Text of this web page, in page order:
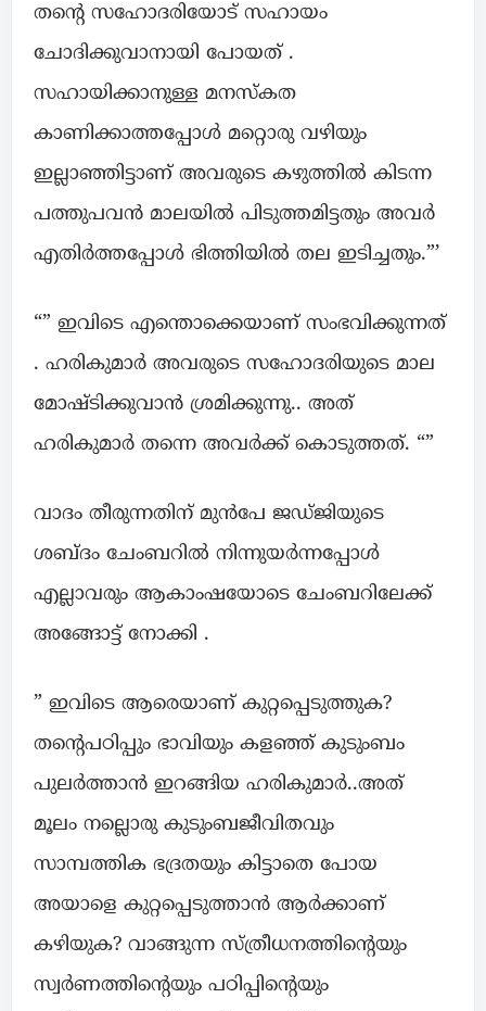
തന്റെ സഹോദരിയോട് സഹായം
ചോദിക്കുവാനായി പോയത് .
സഹായിക്കാനുള്ള മനസ്കത
കാണിക്കാത്തപ്പോൾ മറ്റൊരു വഴിയും
ഇല്ലാഞ്ഞിട്ടാണ് അവരുടെ കഴുത്തിൽ കിടന്ന
പത്തുപവൻ മാലയിൽ പിടുത്തമിട്ടതും അവർ
എതിർത്തപ്പോൾ ഭിത്തിയിൽ തല ഇടിച്ചതും.”’
“” ഇവിടെ എന്തൊക്കെയാണ് സംഭവിക്കുന്നത്
. ഹരികുമാർ അവരുടെ സഹോദരിയുടെ മാല
മോഷ്ടിക്കുവാൻ ശ്രമിക്കുന്നു.. അത്
ഹരികുമാർ തന്നെ അവർക്ക് കൊടുത്തത്. “”
വാദം തീരുന്നതിന് മുൻപേ ജഡ്ജിയുടെ
ശബ്ദം ചേംബറിൽ നിന്നുയർന്നപ്പോൾ
എല്ലാവരും ആകാംഷയോടെ ചേംബറിലേക്ക്
അങ്ങോട്ട് നോക്കി .
” ഇവിടെ ആരെയാണ് കുറ്റപ്പെടുത്തുക?
തന്റെപഠിപ്പും ഭാവിയും കളഞ്ഞ് കുടുംബം
പുലർത്താൻ ഇറങ്ങിയ ഹരികുമാർ..അത്
മൂലം നല്ലൊരു കുടുംബജീവിതവും
സാമ്പത്തിക ഭദ്രതയും കിട്ടാതെ പോയ
അയാളെ കുറ്റപ്പെടുത്താൻ ആർക്കാണ്
കഴിയുക? വാങ്ങുന്ന സ്ത്രീധനത്തിന്റെയും
സ്വർണത്തിന്റെയും പഠിപ്പിന്റെയും